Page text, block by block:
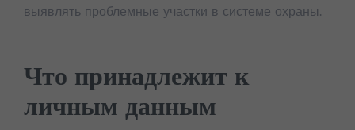
выявлять проблемные участки в системе охраны.
Что принадлежит к
личным данным